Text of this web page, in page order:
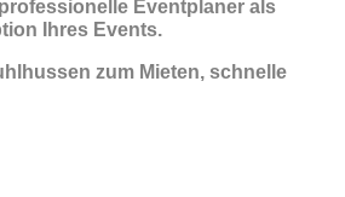
Eventplaner als
Ihres Events.
zum Mieten, schnelle